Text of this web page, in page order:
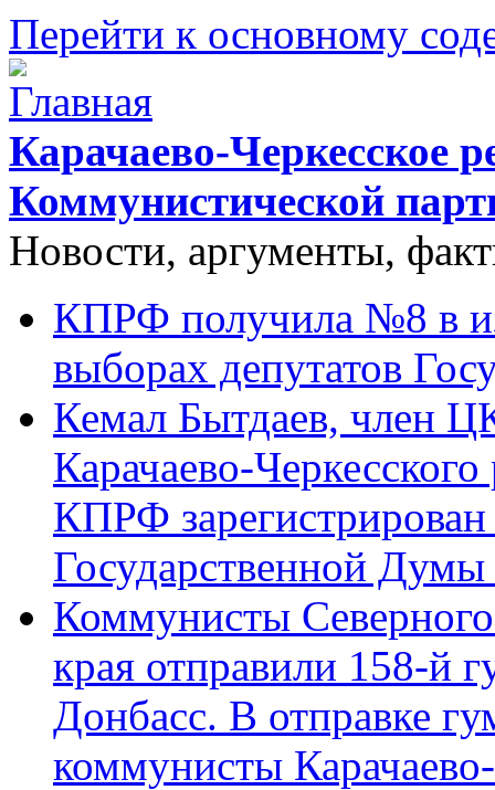
Перейти к основному
Карачаево-Черкесское
Коммунистической
Новости, аргументы,
КПРФ получила №8 в
выборах депутатов
Кемал Бытдаев, член
Карачаево-
КПРФ
Государственной
Коммунисты Северного
края отправили 158-й
Донбасс. В отправке
коммунисты